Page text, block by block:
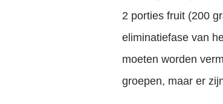
2 porties fruit (200
eliminatiefase van
moeten worden
groepen, maar er